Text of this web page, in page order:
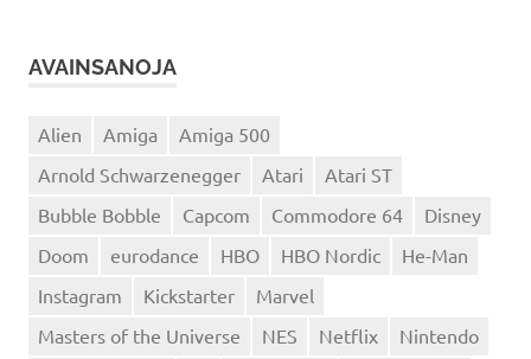
AVAINSANOJA
Alien Amiga
Amiga 500
Arnold Schwarzenegger
Atari
Atari ST
Bubble Bobble
Capcom Commodore 64
Disney
Doom
eurodance HBO HBO Nordic
He-Man
Instagram
Kickstarter
Marvel
Masters of the Universe
NES Netflix Nintendo